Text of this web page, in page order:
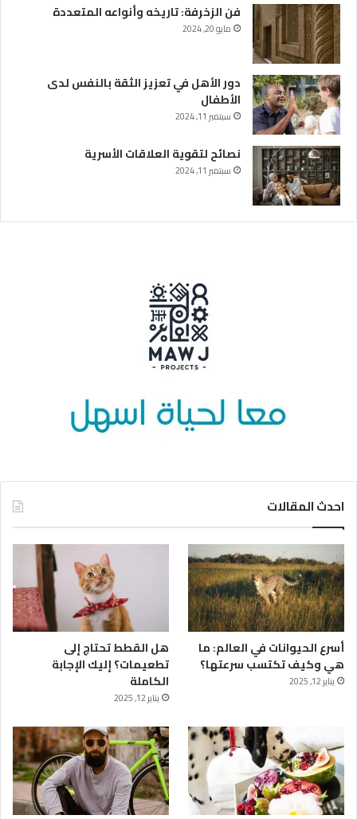
فن الزخرفة: تاريخه وأنواعه المتعددة
مايو 20, 2024
دور الأهل في تعزيز الثقة بالنفس لدى
الأطفال
سبتمبر 11, 2024
نصائح لتقوية العلاقات الأسرية
سبتمبر 11, 2024
احدث المقالات
أسرع الحيوانات في العالم: ما
هي وكيف تكتسب سرعتها؟
يناير 12, 2025
هل القطط تحتاج إلى
تطعيمات؟ إليك الإجابة
الكاملة
يناير 12, 2025